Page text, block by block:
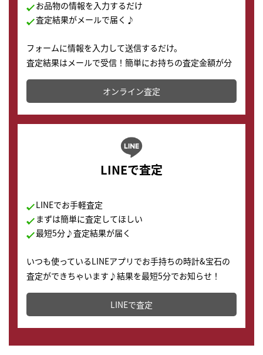
お品物の情報を入力するだけ
査定結果がメールで届く♪
フォームに情報を入力して送信するだけ。
査定結果はメールで受信！簡単にお持ちの査定金額が分
かります。
オンライン査定
LINEで査定
LINEでお手軽査定
まずは簡単に査定してほしい
最短5分♪査定結果が届く
いつも使っているLINEアプリでお手持ちの時計&宝石の
査定ができちゃいます♪結果を最短5分でお知らせ！
どこからでもすぐに査定金額を知ることが出来ます。
LINEで査定